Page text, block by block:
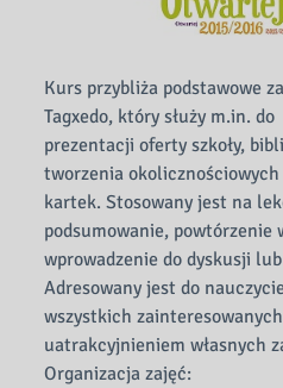
Kurs przybliża podstawowe
Tagxedo, który służy m.in. do
prezentacji oferty szkoły,
tworzenia
kartek. Stosowany jest na
podsumowanie, powtórzenie
wprowadzenie do dyskusji
Adresowany jest do
wszystkich
uatrakcyjnieniem własnych
Organizacja zajęć: